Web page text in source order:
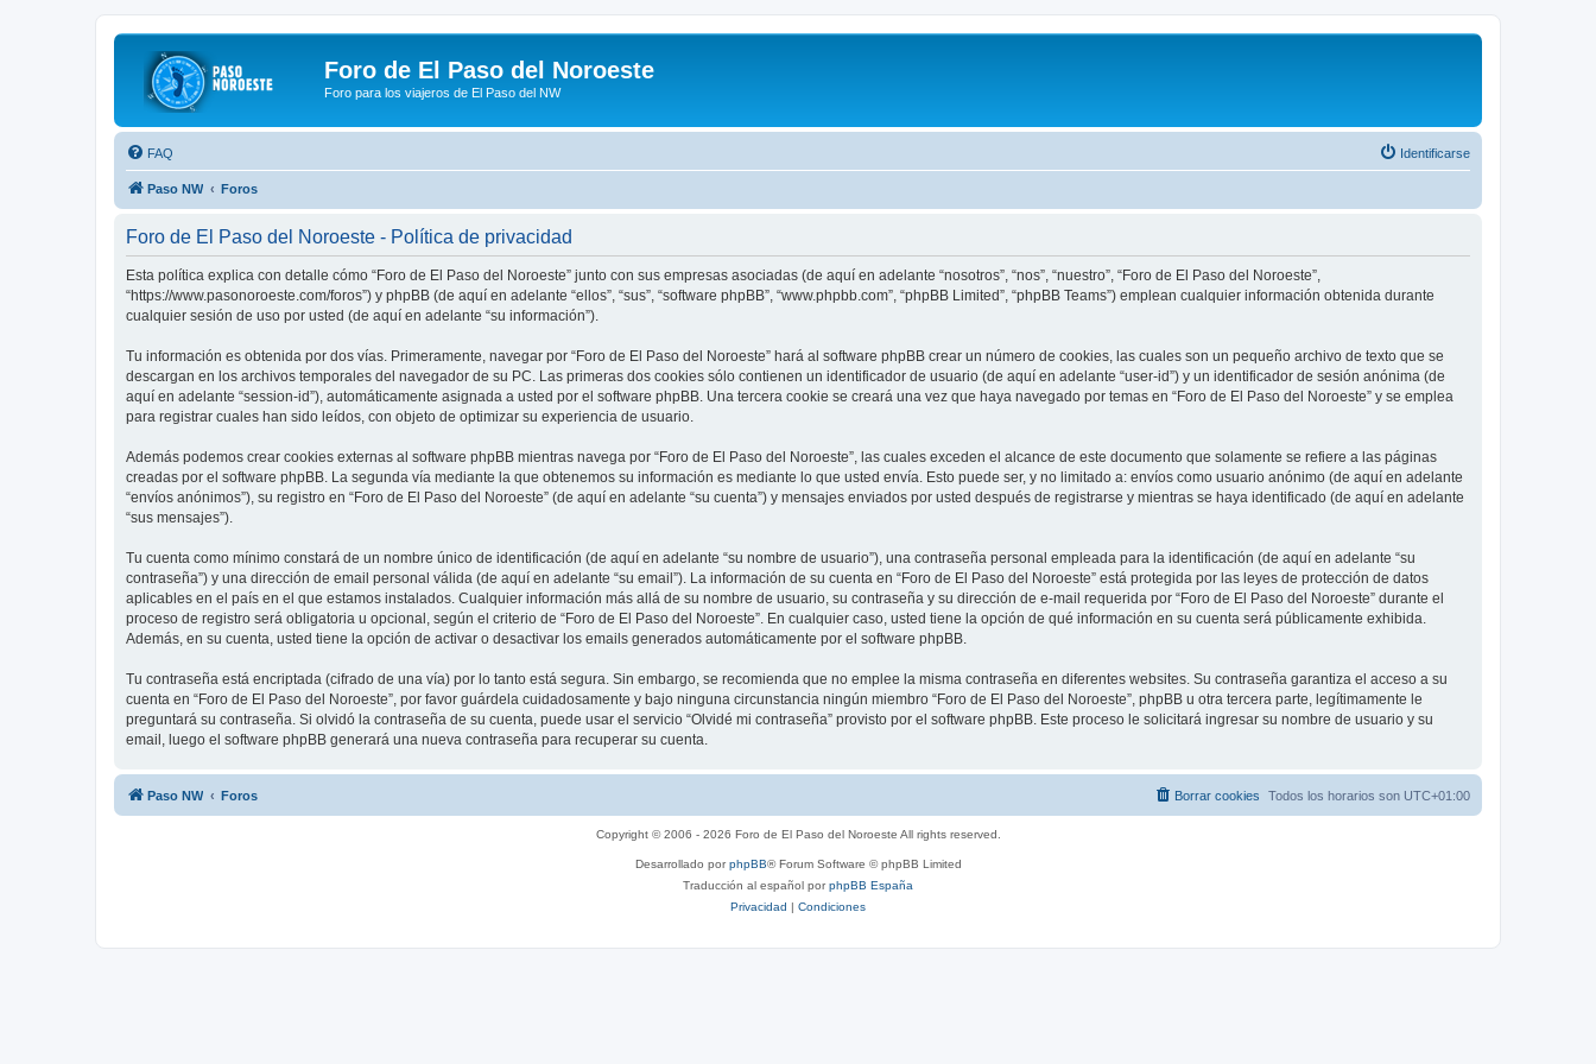
Foro de El Paso del Noroeste
Foro para los viajeros de El Paso del NW
FAQ Identificarse
Paso NW Foros
Foro de El Paso del Noroeste - Política de privacidad
Esta política explica con detalle cómo “Foro de El Paso del Noroeste” junto con sus empresas asociadas (de aquí en adelante “nosotros”, “nos”, “nuestro”, “Foro de El Paso del Noroeste”,
“https://www.pasonoroeste.com/foros”) y phpBB (de aquí en adelante “ellos”, “sus”, “software phpBB”, “www.phpbb.com”, “phpBB Limited”, “phpBB Teams”) emplean cualquier información obtenida durante
cualquier sesión de uso por usted (de aquí en adelante “su información”).
Tu información es obtenida por dos vías. Primeramente, navegar por “Foro de El Paso del Noroeste” hará al software phpBB crear un número de cookies, las cuales son un pequeño archivo de texto que se
descargan en los archivos temporales del navegador de su PC. Las primeras dos cookies sólo contienen un identificador de usuario (de aquí en adelante “user-id”) y un identificador de sesión anónima (de
aquí en adelante “session-id”), automáticamente asignada a usted por el software phpBB. Una tercera cookie se creará una vez que haya navegado por temas en “Foro de El Paso del Noroeste” y se emplea
para registrar cuales han sido leídos, con objeto de optimizar su experiencia de usuario.
Además podemos crear cookies externas al software phpBB mientras navega por “Foro de El Paso del Noroeste”, las cuales exceden el alcance de este documento que solamente se refiere a las páginas
creadas por el software phpBB. La segunda vía mediante la que obtenemos su información es mediante lo que usted envía. Esto puede ser, y no limitado a: envíos como usuario anónimo (de aquí en adelante
“envíos anónimos”), su registro en “Foro de El Paso del Noroeste” (de aquí en adelante “su cuenta”) y mensajes enviados por usted después de registrarse y mientras se haya identificado (de aquí en adelante
“sus mensajes”).
Tu cuenta como mínimo constará de un nombre único de identificación (de aquí en adelante “su nombre de usuario”), una contraseña personal empleada para la identificación (de aquí en adelante “su
contraseña”) y una dirección de email personal válida (de aquí en adelante “su email”). La información de su cuenta en “Foro de El Paso del Noroeste” está protegida por las leyes de protección de datos
aplicables en el país en el que estamos instalados. Cualquier información más allá de su nombre de usuario, su contraseña y su dirección de e-mail requerida por “Foro de El Paso del Noroeste” durante el
proceso de registro será obligatoria u opcional, según el criterio de “Foro de El Paso del Noroeste”. En cualquier caso, usted tiene la opción de qué información en su cuenta será públicamente exhibida.
Además, en su cuenta, usted tiene la opción de activar o desactivar los emails generados automáticamente por el software phpBB.
Tu contraseña está encriptada (cifrado de una vía) por lo tanto está segura. Sin embargo, se recomienda que no emplee la misma contraseña en diferentes websites. Su contraseña garantiza el acceso a su
cuenta en “Foro de El Paso del Noroeste”, por favor guárdela cuidadosamente y bajo ninguna circunstancia ningún miembro “Foro de El Paso del Noroeste”, phpBB u otra tercera parte, legítimamente le
preguntará su contraseña. Si olvidó la contraseña de su cuenta, puede usar el servicio “Olvidé mi contraseña” provisto por el software phpBB. Este proceso le solicitará ingresar su nombre de usuario y su
email, luego el software phpBB generará una nueva contraseña para recuperar su cuenta.
Paso NW Foros Todos los horarios son UTC+01:00
Borrar cookies
Copyright © 2006 - 2026 Foro de El Paso del Noroeste All rights reserved.
Desarrollado porphpBB® Forum Software © phpBB Limited
Traducción al español porphpBB España
Privacidad | Condiciones